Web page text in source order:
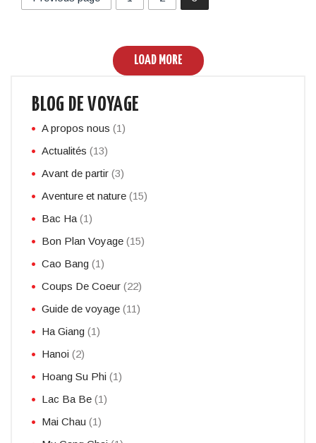
LOAD MORE
BLOG DE VOYAGE
A propos nous (1)
Actualités (13)
Avant de partir (3)
Aventure et nature (15)
Bac Ha (1)
Bon Plan Voyage (15)
Cao Bang (1)
Coups De Coeur (22)
Guide de voyage (11)
Ha Giang (1)
Hanoi (2)
Hoang Su Phi (1)
Lac Ba Be (1)
Mai Chau (1)